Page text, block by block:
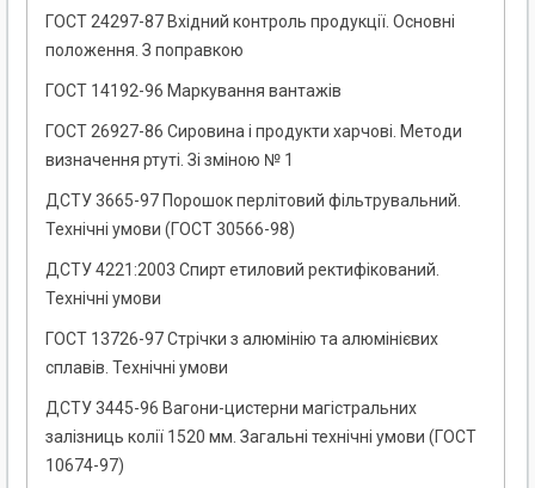
ГОСТ 24297-87 Вхідний контроль продукції. Основні
положення. З поправкою
ГОСТ 14192-96 Маркування вантажів
ГОСТ 26927-86 Сировина і продукти харчові. Методи
визначення ртуті. Зі зміною № 1
ДСТУ 3665-97 Порошок перлітовий фільтрувальний.
Технічні умови (ГОСТ 30566-98)
ДСТУ 4221:2003 Спирт етиловий ректифікований.
Технічні умови
ГОСТ 13726-97 Стрічки з алюмінію та алюмінієвих
сплавів. Технічні умови
ДСТУ 3445-96 Вагони-цистерни магістральних
залізниць колії 1520 мм. Загальні технічні умови (ГОСТ
10674-97)